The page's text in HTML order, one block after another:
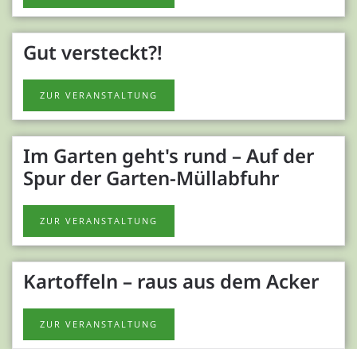
Gut versteckt?!
ZUR VERANSTALTUNG
Im Garten geht's rund – Auf der
Spur der Garten-Müllabfuhr
ZUR VERANSTALTUNG
Kartoffeln – raus aus dem Acker
ZUR VERANSTALTUNG